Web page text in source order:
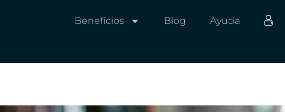
Beneficios Blog Ayuda